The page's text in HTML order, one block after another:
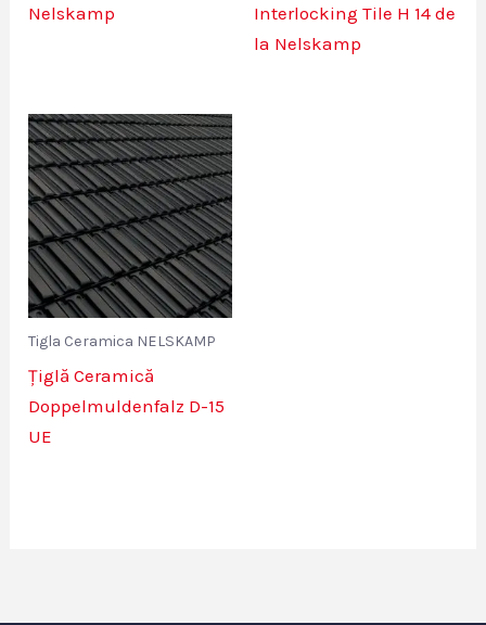
Nelskamp
Interlocking Tile H 14 de
la Nelskamp
Tigla Ceramica NELSKAMP
Țiglă Ceramică
Doppelmuldenfalz D-15
UE